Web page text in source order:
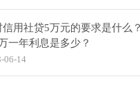
信用社贷5万元的要求是什么
一年利息是多少？
06-14